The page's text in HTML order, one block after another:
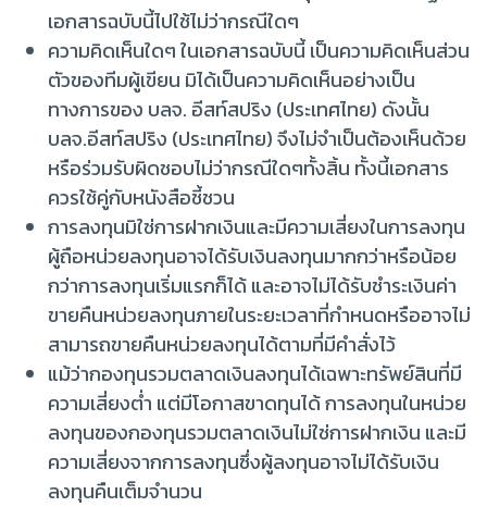
เอกสารฉบับนี้ไปใช้ไม่ว่ากรณีใดๆ
ความคิดเห็นใดๆ ในเอกสารฉบับนี้ เป็นความคิดเห็นส่วน
ตัวของทีมผู้เขียน มิได้เป็นความคิดเห็นอย่างเป็น
ทางการของ บลจ. อีสท์สปริง (ประเทศไทย) ดังนั้น
บลจ.อีสท์สปริง (ประเทศไทย) จึงไม่จำเป็นต้องเห็นด้วย
หรือร่วมรับผิดชอบไม่ว่ากรณีใดๆทั้งสิ้น ทั้งนี้เอกสาร
ควรใช้คู่กับหนังสือชี้ชวน
การลงทุนมิใช่การฝากเงินและมีความเสี่ยงในการลงทุน
ผู้ถือหน่วยลงทุนอาจได้รับเงินลงทุนมากกว่าหรือน้อย
กว่าการลงทุนเริ่มแรกก็ได้ และอาจไม่ได้รับชำระเงินค่า
ขายคืนหน่วยลงทุนภายในระยะเวลาที่กำหนดหรืออาจไม่
สามารถขายคืนหน่วยลงทุนได้ตามที่มีคำสั่งไว้
แม้ว่ากองทุนรวมตลาดเงินลงทุนได้เฉพาะทรัพย์สินที่มี
ความเสี่ยงต่ำ แต่มีโอกาสขาดทุนได้ การลงทุนในหน่วย
ลงทุนของกองทุนรวมตลาดเงินไม่ใช่การฝากเงิน และมี
ความเสี่ยงจากการลงทุนซึ่งผู้ลงทุนอาจไม่ได้รับเงิน
ลงทุนคืนเต็มจำนวน